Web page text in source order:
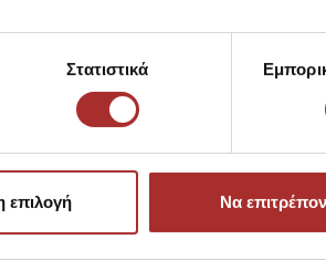
Στατιστικά
επιλογή Να
LAPIN HOUSE Βρεφική